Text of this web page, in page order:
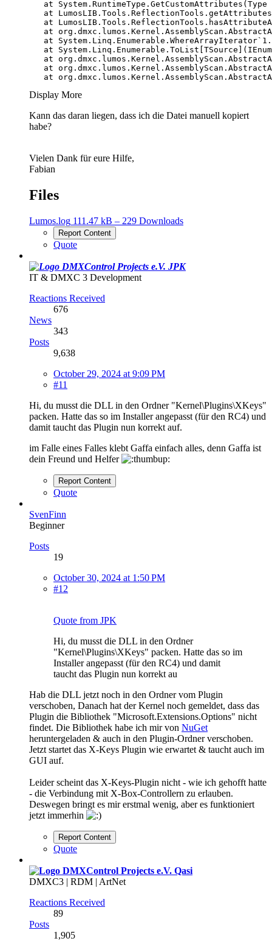
at
Display More
Kann das daran liegen, dass ich die Datei manuell kopiert
habe?
Vielen Dank für eure Hilfe,
Fabian
Files
Lumos.log 111.47 kB – 229 Downloads
Report Content
Quote
JPK
IT & DMXC 3 Development
Reactions Received
676
News
343
Posts
9,638
October 29, 2024 at 9:09 PM
#11
Hi, du musst die DLL in den Ordner "Kernel\Plugins\XKeys"
packen. Hatte das so im Installer angepasst (für den RC4) und
damit taucht das Plugin nun korrekt auf.
im Falle eines Falles klebt Gaffa einfach alles, denn Gaffa ist
dein Freund und Helfer
Report Content
Quote
SvenFinn
Beginner
Posts
19
October 30, 2024 at 1:50 PM
#12
Quote from JPK
Hi, du musst die DLL in den Ordner
"Kernel\Plugins\XKeys" packen. Hatte das so im
Installer angepasst (für den RC4) und damit
taucht das Plugin nun korrekt au
Hab die DLL jetzt noch in den Ordner vom Plugin
verschoben, Danach hat der Kernel noch gemeldet, dass das
Plugin die Bibliothek "Microsoft.Extensions.Options" nicht
findet. Die Bibliothek habe ich mir von NuGet
heruntergeladen & auch in den Plugin-Ordner verschoben.
Jetzt startet das X-Keys Plugin wie erwartet & taucht auch im
GUI auf.
Leider scheint das X-Keys-Plugin nicht - wie ich gehofft hatte
- die Verbindung mit X-Box-Controllern zu erlauben.
Deswegen bringt es mir erstmal wenig, aber es funktioniert
jetzt immerhin
Report Content
Quote
Qasi
DMXC3 | RDM | ArtNet
Reactions Received
89
Posts
1,905